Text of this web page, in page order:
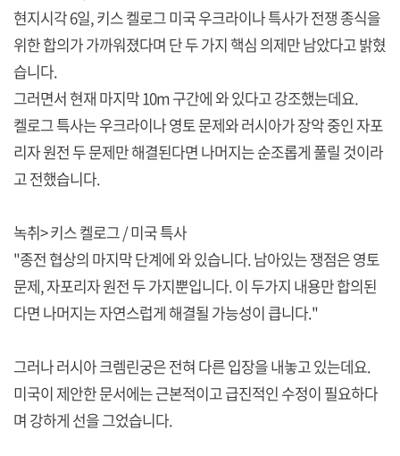
현지시각 6일, 키스 켈로그 미국 우크라이나 특사가 전쟁 종식을
위한 합의가 가까워졌다며 단 두 가지 핵심 의제만 남았다고 밝혔
습니다.
그러면서 현재 마지막 10m 구간에 와 있다고 강조했는데요.
켈로그 특사는 우크라이나 영토 문제와 러시아가 장악 중인 자포
리자 원전 두 문제만 해결된다면 나머지는 순조롭게 풀릴 것이라
고 전했습니다.
녹취> 키스 켈로그 / 미국 특사
"종전 협상의 마지막 단계에 와 있습니다. 남아있는 쟁점은 영토
문제, 자포리자 원전 두 가지뿐입니다. 이 두가지 내용만 합의된
다면 나머지는 자연스럽게 해결될 가능성이 큽니다."
그러나 러시아 크렘린궁은 전혀 다른 입장을 내놓고 있는데요.
미국이 제안한 문서에는 근본적이고 급진적인 수정이 필요하다
며 강하게 선을 그었습니다.